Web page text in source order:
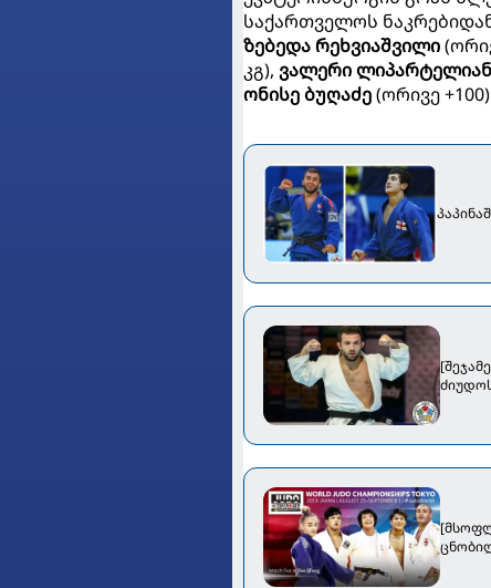
საქართველოს
ზებედა რეხვიაშვილი
კგ), ვალერი
ონისე ბუღაძე(ორივე